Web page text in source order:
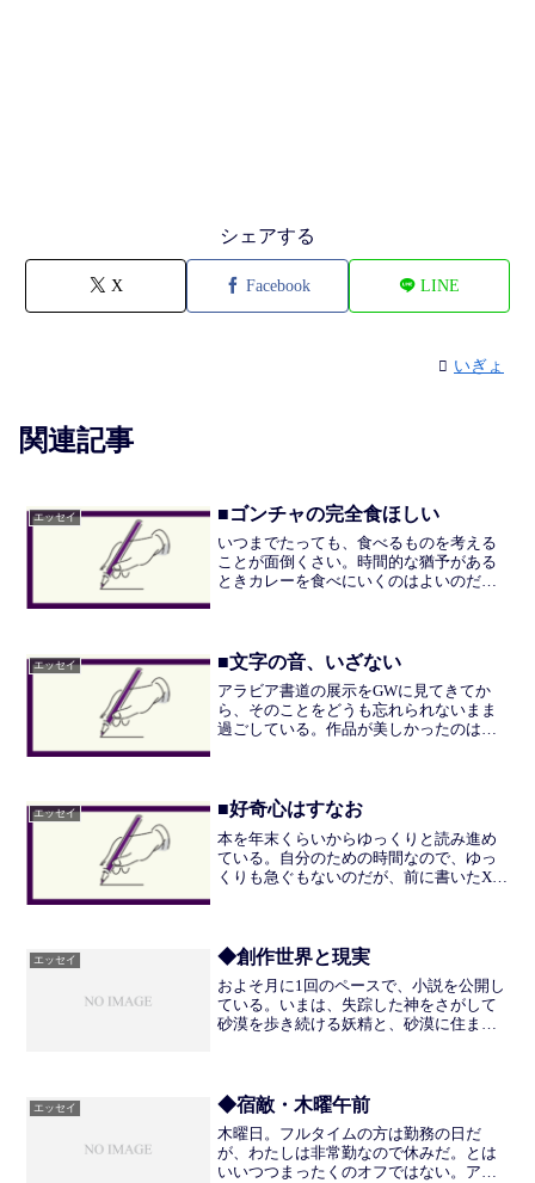
シェアする
X Facebook LINE
いぎょ
関連記事
エッセイ ■ゴンチャの完全食ほしい
いつまでたっても、食べるものを考える
ことが面倒くさい。時間的な猶予がある
ときカレーを食べにいくのはよいのだ
えるのが面倒くさい人の割合...
エッセイ ■文字の音、いざない
アラビア書道の展示をGWに見てきてか
ら、そのことをどうも忘れられないまま
過ごしている。作品が美しかったのはも
「どうも忘れられない」とい...
エッセイ ■好奇心はすなお
本を年末くらいからゆっくりと読み進め
ている。自分のための時間なので、ゆっ
くりも急ぐもないのだが、前に書いたX離
当は別のことをする予定...
エッセイ ◆創作世界と現実
およそ月に1回のペースで、小説を公開し
ている。いまは、失踪した神をさがして
砂漠を歩き続ける妖精と、砂漠に住まう
っている。今まで書いて...
エッセイ ◆宿敵・木曜午前
木曜日。フルタイムの方は勤務の日だ
が、わたしは非常勤なので休みだ。とは
いいつつまったくのオフではない。アト